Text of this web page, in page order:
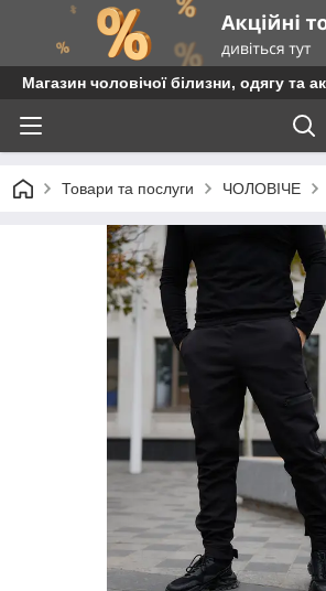
Магазин чоловічої білизни, одягу та
Товари та послуги ЧОЛОВІЧЕ